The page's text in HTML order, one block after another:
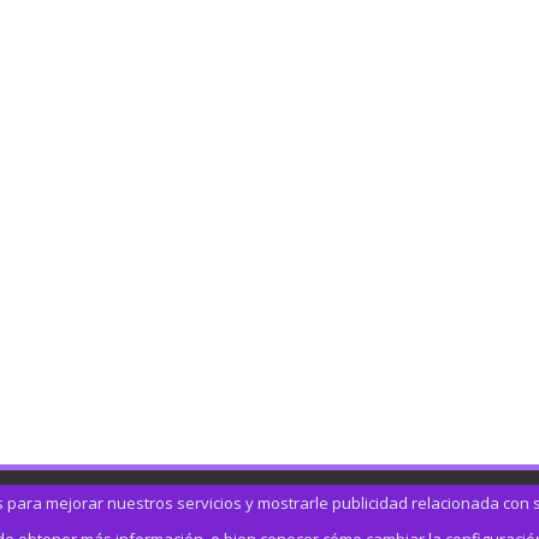
mejorar nuestros servicios y mostrarle publicidad relacionada